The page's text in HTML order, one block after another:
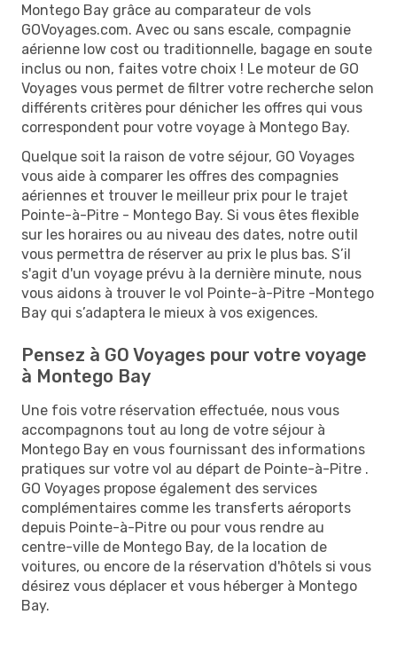
Montego Bay grâce au comparateur de vols
GOVoyages.com. Avec ou sans escale, compagnie
aérienne low cost ou traditionnelle, bagage en soute
inclus ou non, faites votre choix ! Le moteur de GO
Voyages vous permet de filtrer votre recherche selon
différents critères pour dénicher les offres qui vous
correspondent pour votre voyage à Montego Bay.
Quelque soit la raison de votre séjour, GO Voyages
vous aide à comparer les offres des compagnies
aériennes et trouver le meilleur prix pour le trajet
Pointe-à-Pitre - Montego Bay. Si vous êtes flexible
sur les horaires ou au niveau des dates, notre outil
vous permettra de réserver au prix le plus bas. S’il
s'agit d'un voyage prévu à la dernière minute, nous
vous aidons à trouver le vol Pointe-à-Pitre -Montego
Bay qui s’adaptera le mieux à vos exigences.
Pensez à GO Voyages pour votre voyage
à Montego Bay
Une fois votre réservation effectuée, nous vous
accompagnons tout au long de votre séjour à
Montego Bay en vous fournissant des informations
pratiques sur votre vol au départ de Pointe-à-Pitre .
GO Voyages propose également des services
complémentaires comme les transferts aéroports
depuis Pointe-à-Pitre ou pour vous rendre au
centre-ville de Montego Bay, de la location de
voitures, ou encore de la réservation d'hôtels si vous
désirez vous déplacer et vous héberger à Montego
Bay.